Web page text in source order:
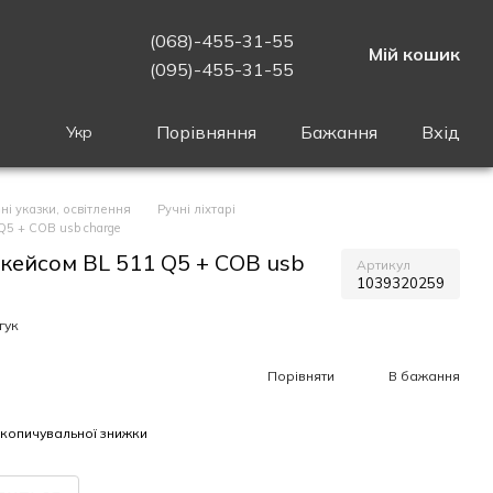
(068)-455-31-55
(095)-455-31-55
Мій кошик
Укр Порівняння Бажання Вхід
указки, освітлення
Ручні ліхтарі
+ COB usb charge
BL 511 Q5 + COB usb
Артикул
1039320259
Порівняти В бажання
знижки